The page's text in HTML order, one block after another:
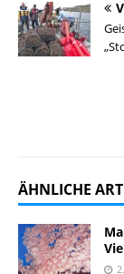
ÄHNLICHE